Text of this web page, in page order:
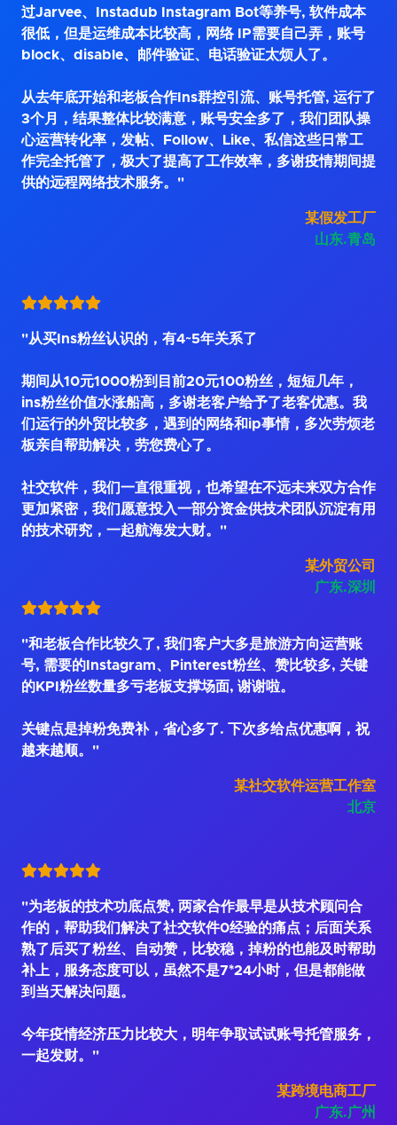
过Jarvee、Instadub Instagram Bot等养号, 软件成本
很低，但是运维成本比较高，网络 IP需要自己弄，账号
block、disable、邮件验证、电话验证太烦人了。
从去年底开始和老板合作Ins群控引流、账号托管, 运行了
3个月，结果整体比较满意，账号安全多了，我们团队操
心运营转化率，发帖、Follow、Like、私信这些日常工
作完全托管了，极大了提高了工作效率，多谢疫情期间提
供的远程网络技术服务。"
某假发工厂
山东.青岛
"从买Ins粉丝认识的，有4~5年关系了
期间从10元1000粉到目前20元100粉丝，短短几年，
ins粉丝价值水涨船高，多谢老客户给予了老客优惠。我
们运行的外贸比较多，遇到的网络和ip事情，多次劳烦老
板亲自帮助解决，劳您费心了。
社交软件，我们一直很重视，也希望在不远未来双方合作
更加紧密，我们愿意投入一部分资金供技术团队沉淀有用
的技术研究，一起航海发大财。"
某外贸公司
广东.深圳
"和老板合作比较久了, 我们客户大多是旅游方向运营账
号, 需要的Instagram、Pinterest粉丝、赞比较多, 关键
的KPI粉丝数量多亏老板支撑场面, 谢谢啦。
关键点是掉粉免费补，省心多了. 下次多给点优惠啊，祝
越来越顺。"
某社交软件运营工作室
北京
"为老板的技术功底点赞, 两家合作最早是从技术顾问合
作的，帮助我们解决了社交软件0经验的痛点；后面关系
熟了后买了粉丝、自动赞，比较稳，掉粉的也能及时帮助
补上，服务态度可以，虽然不是7*24小时，但是都能做
到当天解决问题。
今年疫情经济压力比较大，明年争取试试账号托管服务，
一起发财。"
某跨境电商工厂
广东.广州